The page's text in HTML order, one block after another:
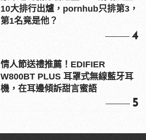
10大排行出爐，pornhub只排第3，
第1名竟是他？
4
情人節送禮推薦！EDIFIER
W800BT PLUS 耳罩式無線藍牙耳
機，在耳邊傾訴甜言蜜語
5